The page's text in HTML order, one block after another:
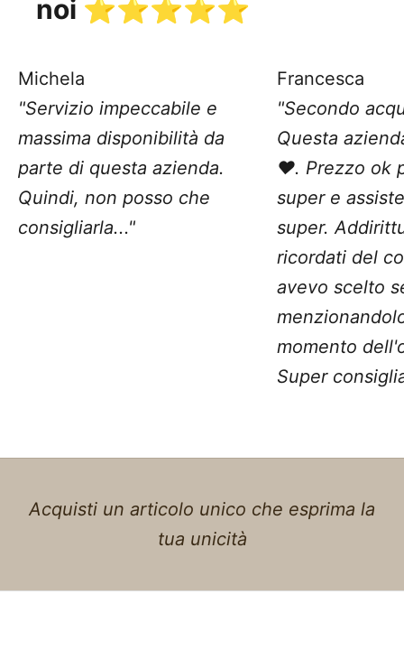
noi ⭐️⭐️⭐️⭐️⭐️
Michela
"Servizio impeccabile e
massima disponibilità da
parte di questa azienda.
Quindi, non posso che
consigliarla..."
Francesca
"Secondo
Questa
❤️. Prezzo ok
super e
super.
ricordati del
avevo scelto
momento
Super
Acquisti un articolo unico che esprima la
tua unicità